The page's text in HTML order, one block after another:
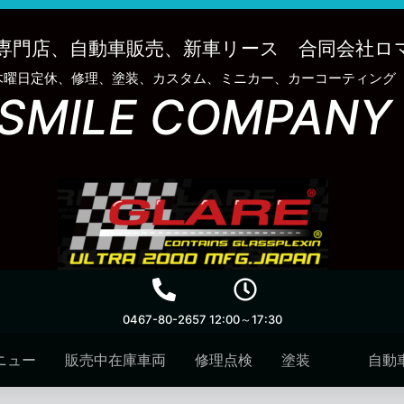
門店、自動車販売、新車リース 合同会社ロ
曜日定休、修理、塗装、カスタム、ミニカー、カーコーティング
COMPANY
0467-80-2657 12:00～17:30
ュー 販売中在庫車両 修理点検 塗装 自動